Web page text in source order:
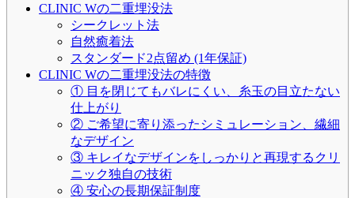
CLINIC Wの二重埋没法
シークレット法
自然癒着法
スタンダード2点留め (1年保証)
CLINIC Wの二重埋没法の特徴
① 目を閉じてもバレにくい、糸玉の目立たない
仕上がり
② ご希望に寄り添ったシミュレーション、繊細
なデザイン
③ キレイなデザインをしっかりと再現するクリ
ニック独自の技術
④ 安心の長期保証制度